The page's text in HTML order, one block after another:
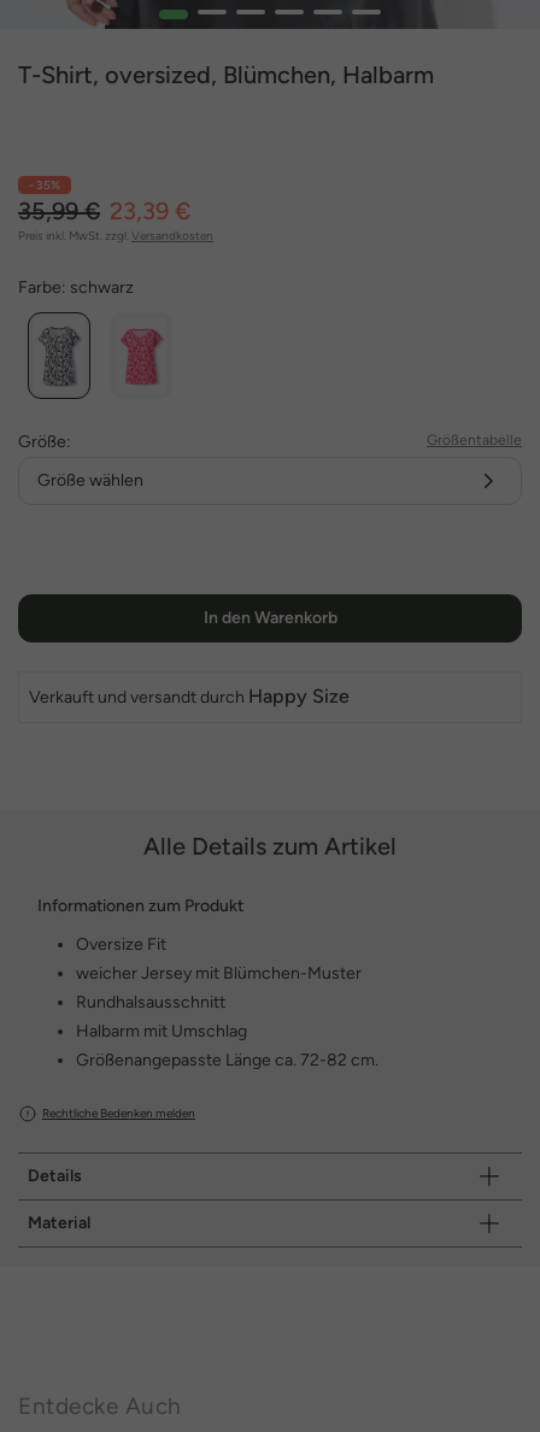
1 2 3 4 5 6
T-Shirt, oversized, Blümchen, Halbarm
- 35%
35,99 € 23,39 €
Preis inkl. MwSt. zzgl. Versandkosten
Farbe: schwarz
Größe: Größentabelle
Größe wählen
In den Warenkorb
Verkauft und versandt durch Happy Size
Alle Details zum Artikel
Informationen zum Produkt
Oversize Fit
weicher Jersey mit Blümchen-Muster
Rundhalsausschnitt
Halbarm mit Umschlag
Größenangepasste Länge ca. 72-82 cm.
Rechtliche Bedenken melden
Details
Material
Entdecke Auch